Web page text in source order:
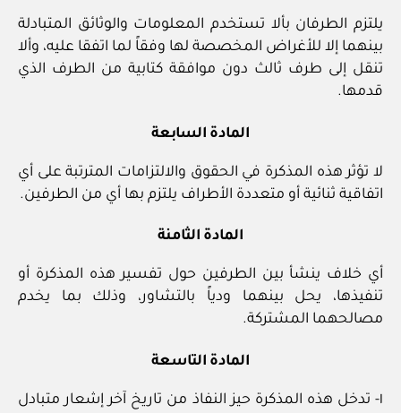
يلتزم الطرفان بألا تستخدم المعلومات والوثائق المتبادلة
بينهما إلا للأغراض المخصصة لها وفقاً لما اتفقا عليه، وألا
تنقل إلى طرف ثالث دون موافقة كتابية من الطرف الذي
قدمها.
المادة السابعة
لا تؤثر هذه المذكرة في الحقوق والالتزامات المترتبة على أي
اتفاقية ثنائية أو متعددة الأطراف يلتزم بها أي من الطرفين.
المادة الثامنة
أي خلاف ينشأ بين الطرفين حول تفسير هذه المذكرة أو
تنفيذها، يحل بينهما ودياً بالتشاور، وذلك بما يخدم
مصالحهما المشتركة.
المادة التاسعة
١- تدخل هذه المذكرة حيز النفاذ من تاريخ آخر إشعار متبادل